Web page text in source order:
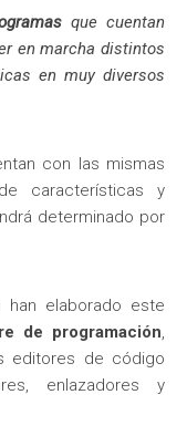
que cuentan
en marcha distintos
en muy diversos
con las mismas
características y
determinado por
han elaborado este
de programación,
editores de código
enlazadores y